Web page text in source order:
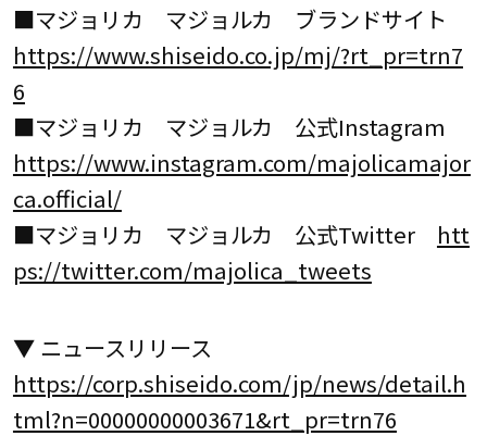
■マジョリカ マジョルカ ブランドサイト
https://www.shiseido.co.jp/mj/?rt_pr=trn7
6
■マジョリカ マジョルカ 公式Instagram
https://www.instagram.com/majolicamajor
ca.official/
■マジョリカ マジョルカ 公式Twitter htt
ps://twitter.com/majolica_tweets
▼ ニュースリリース
https://corp.shiseido.com/jp/news/detail.h
tml?n=00000000003671&rt_pr=trn76